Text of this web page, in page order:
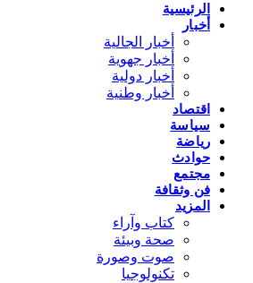
الرئيسية
أخبار
أخبار الجالية
أخبار جهوية
أخبار دولية
أخبار وطنية
اقتصاد
سياسة
رياضة
حوادث
مجتمع
فن وثقافة
المزيد
كتاب وآراء
صحة وبيئة
صوت وصورة
تكنولوجيا